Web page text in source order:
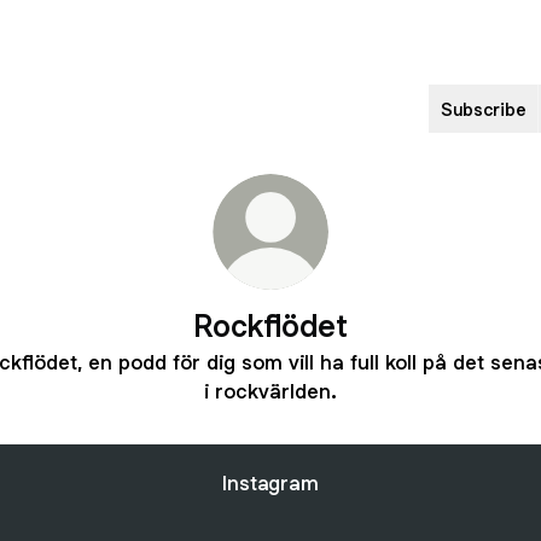
Subscribe
Rockflödet
en podd för dig som vill ha full koll på det
i rockvärlden.
Instagram